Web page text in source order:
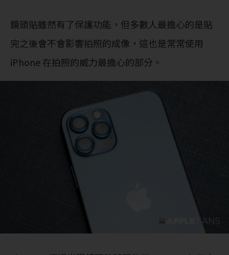
鏡頭貼雖然有了保護功能，但多數人最擔心的是貼
完之後會不會影響拍照的成像，這也是常常使用
iPhone 在拍照的威力最擔心的部分。